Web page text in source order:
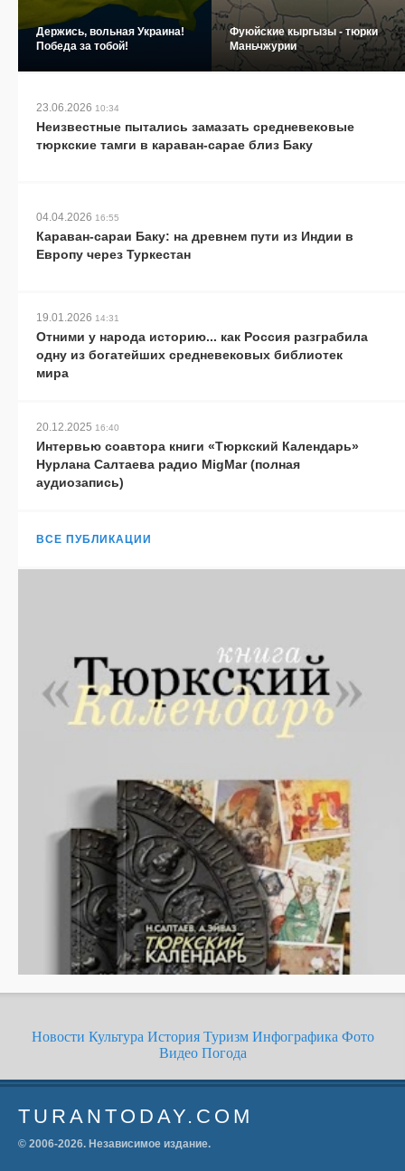
Держись, вольная Украина!
Победа за тобой!
Фуюйские кыргызы - тюрки
Маньчжурии
23.06.2026 10:34
Неизвестные пытались замазать средневековые
тюркские тамги в караван-сарае близ Баку
04.04.2026 16:55
Караван-сараи Баку: на древнем пути из Индии в
Европу через Туркестан
19.01.2026 14:31
Отними у народа историю... как Россия разграбила
одну из богатейших средневековых библиотек
мира
20.12.2025 16:40
Интервью соавтора книги «Тюркский Календарь»
Нурлана Салтаева радио MigMar (полная
аудиозапись)
ВСЕ ПУБЛИКАЦИИ
Новости Культура История Туризм Инфографика Фото
Видео Погода
TURANTODAY.COM
© 2006-2026. Независимое издание.